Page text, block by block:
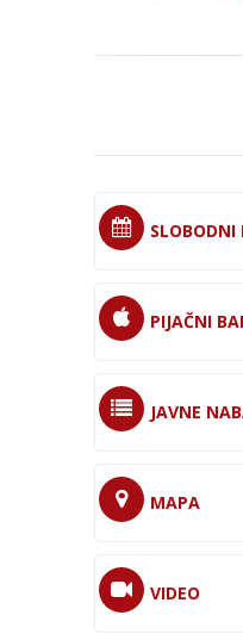
SLOBODNI
PIJAČNI
JAVNE
MAPA
VIDEO